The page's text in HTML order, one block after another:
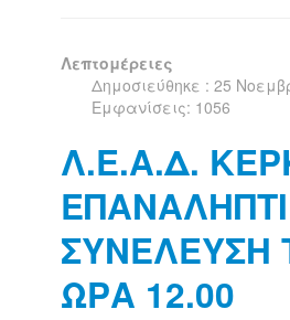
Λεπτομέρειες
Δημοσιεύθηκε : 25
Εμφανίσεις: 1056
Λ.Ε.Α.Δ.
ΣΥΝΕΛΕΥΣΗ
ΩΡΑ 12.00